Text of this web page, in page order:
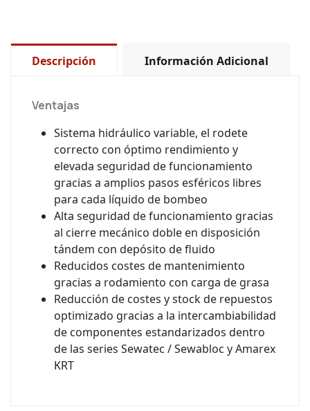
Descripción Información Adicional
Ventajas
Sistema hidráulico variable, el rodete
correcto con óptimo rendimiento y
elevada seguridad de funcionamiento
gracias a amplios pasos esféricos libres
para cada líquido de bombeo
Alta seguridad de funcionamiento gracias
al cierre mecánico doble en disposición
tándem con depósito de fluido
Reducidos costes de mantenimiento
gracias a rodamiento con carga de grasa
Reducción de costes y stock de repuestos
optimizado gracias a la intercambiabilidad
de componentes estandarizados dentro
de las series Sewatec / Sewabloc y Amarex
KRT